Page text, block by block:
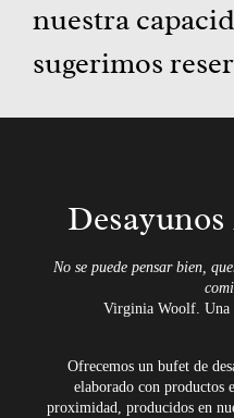
nuestra
sugerimos
No se puede pensar bien,
Virginia Woolf. Una
Ofrecemos un bufet de
elaborado con productos
proximidad, producidos en